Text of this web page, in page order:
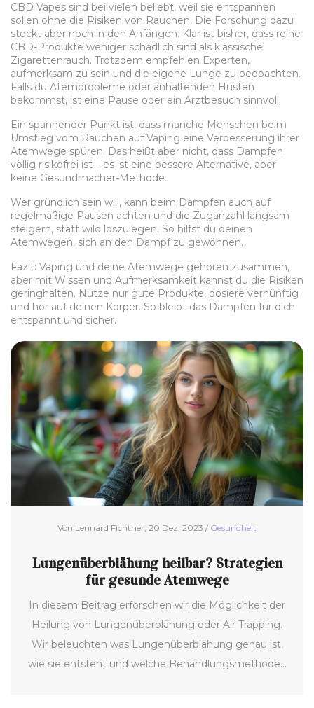
CBD Vapes sind bei vielen beliebt, weil sie entspannen
sollen ohne die Risiken von Rauchen. Die Forschung dazu
steckt aber noch in den Anfängen. Klar ist bisher, dass reine
CBD-Produkte weniger schädlich sind als klassische
Zigarettenrauch. Trotzdem empfehlen Experten,
aufmerksam zu sein und die eigene Lunge zu beobachten.
Falls du Atemprobleme oder anhaltenden Husten
bekommst, ist eine Pause oder ein Arztbesuch sinnvoll.
Ein spannender Punkt ist, dass manche Menschen beim
Umstieg vom Rauchen auf Vaping eine Verbesserung ihrer
Atemwege spüren. Das heißt aber nicht, dass Dampfen
völlig risikofrei ist – es ist eine bessere Alternative, aber
keine Gesundmacher-Methode.
Wer gründlich sein will, kann beim Dampfen auch auf
regelmäßige Pausen achten und die Zuganzahl langsam
steigern, statt wild loszulegen. So hilfst du deinen
Atemwegen, sich an den Dampf zu gewöhnen.
Fazit: Vaping und deine Atemwege gehören zusammen,
aber mit Wissen und Aufmerksamkeit kannst du die Risiken
geringhalten. Nutze nur gute Produkte, dosiere vernünftig
und hör auf deinen Körper. So bleibt das Dampfen für dich
entspannt und sicher.
Von Lennard Fichtner, 20 Dez, 2023 / Gesundheit
Lungenüberblähung heilbar? Strategien
für gesunde Atemwege
In diesem Beitrag erforschen wir die Möglichkeit der
Heilung von Lungenüberblähung oder Air Trapping.
Wir beleuchten was Lungenüberblähung genau ist,
wie sie entsteht und welche Behandlungsmethoden